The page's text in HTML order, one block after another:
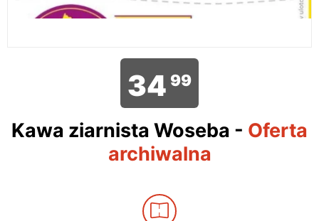
34 99
Kawa ziarnista Woseba - Oferta
archiwalna